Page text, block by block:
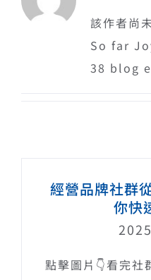
該作者尚
So far
38 blog
經營品牌社群
你快
點擊圖片👇看完社